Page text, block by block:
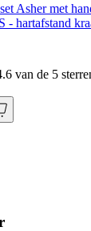
Asher met
- hartafstand
van de 5